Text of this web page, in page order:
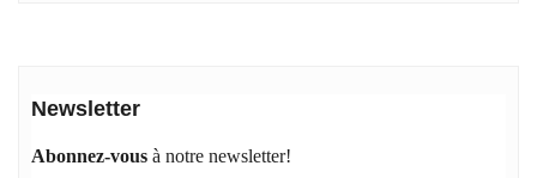
Newsletter
Abonnez-vous à notre newsletter!